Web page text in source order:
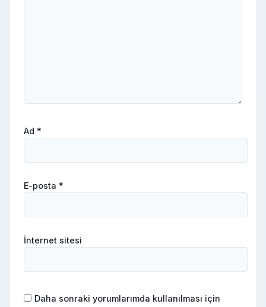
Ad *
E-posta *
İnternet sitesi
Daha sonraki yorumlarımda kullanılması için